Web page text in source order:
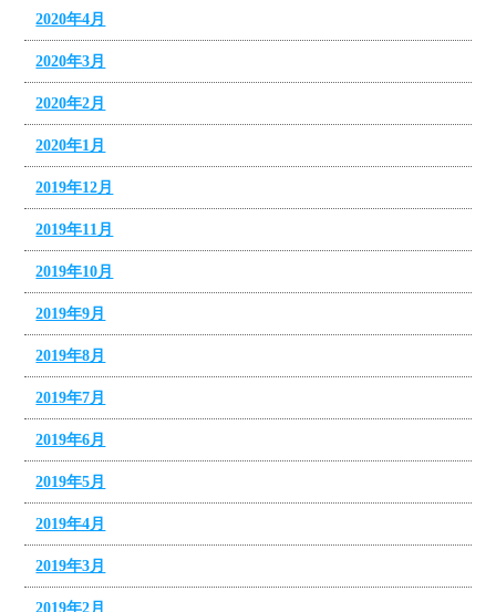
2020年4月
2020年3月
2020年2月
2020年1月
2019年12月
2019年11月
2019年10月
2019年9月
2019年8月
2019年7月
2019年6月
2019年5月
2019年4月
2019年3月
2019年2月